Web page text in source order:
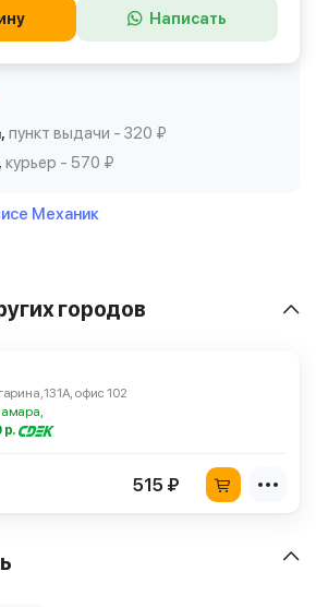
Написать
пункт выдачи - 320 ₽
курьер - 570 ₽
Механик
городов
131А, офис 102
р.
515 ₽